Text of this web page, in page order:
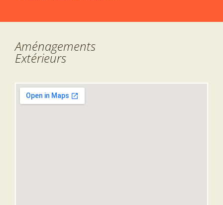
Aménagements
Extérieurs